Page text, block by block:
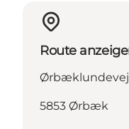
Route
Ørbæklundevej
5853 Ørbæk